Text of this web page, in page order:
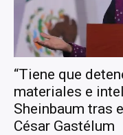
“Tiene que
materiales e
Sheinbaum tras
César Gastélum